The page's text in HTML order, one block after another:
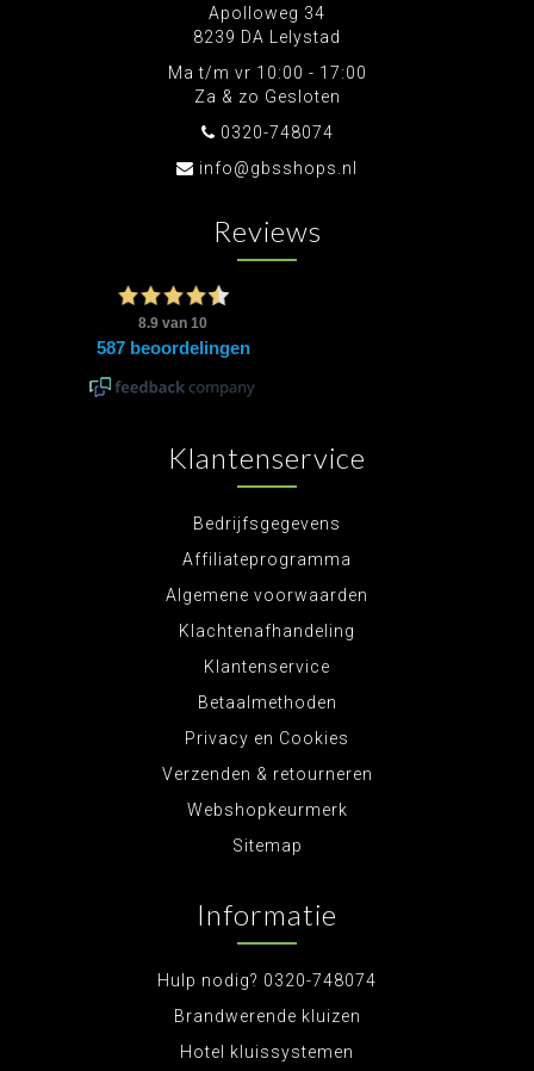
Apolloweg 34
8239 DA Lelystad
Ma t/m vr 10:00 - 17:00
Za & zo Gesloten
0320-748074
info@gbsshops.nl
Reviews
Klantenservice
Bedrijfsgegevens
Affiliateprogramma
Algemene voorwaarden
Klachtenafhandeling
Klantenservice
Betaalmethoden
Privacy en Cookies
Verzenden & retourneren
Webshopkeurmerk
Sitemap
Informatie
Hulp nodig? 0320-748074
Brandwerende kluizen
Hotel kluissystemen